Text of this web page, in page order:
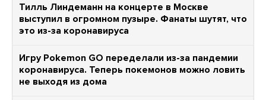
Тилль Линдеманн на концерте в Москве
выступил в огромном пузыре. Фанаты шутят, что
это из-за коронавируса
Игру Pokemon GO переделали из-за пандемии
коронавируса. Теперь покемонов можно ловить
не выходя из дома